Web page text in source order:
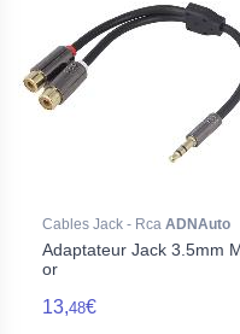
Cables Jack - Rca ADNAuto
Adaptateur Jack 3.5mm
or
13,48€